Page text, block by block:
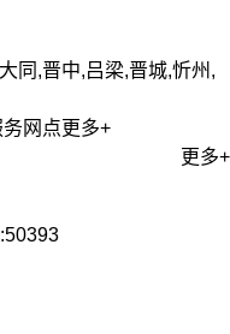
同,晋中,吕梁,晋城,忻州,
网点更多+
更多+
50393